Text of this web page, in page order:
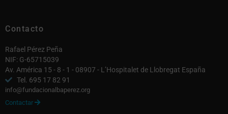
Contacto
Rafael Pérez Peña
NIF: G-65715039
Av. América 15 - 8 - 1 - 08907 - L’Hospitalet de Llobregat España
Tel. 695 17 82 91
info@fundacionalbaperez.org
Contactar 